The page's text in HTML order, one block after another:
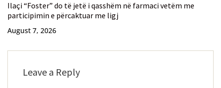
Ilaçi “Foster” do të jetë i qasshëm në farmaci vetëm me
participimin e përcaktuar me ligj
August 7, 2026
Leave a Reply